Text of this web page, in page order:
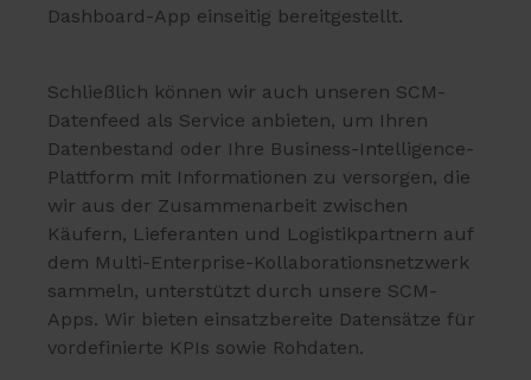
Dashboard-App einseitig bereitgestellt.
Schließlich können wir auch unseren SCM-
Datenfeed als Service anbieten, um Ihren
Datenbestand oder Ihre Business-Intelligence-
Plattform mit Informationen zu versorgen, die
wir aus der Zusammenarbeit zwischen
Käufern, Lieferanten und Logistikpartnern auf
dem Multi-Enterprise-Kollaborationsnetzwerk
sammeln, unterstützt durch unsere SCM-
Apps. Wir bieten einsatzbereite Datensätze für
vordefinierte KPIs sowie Rohdaten.